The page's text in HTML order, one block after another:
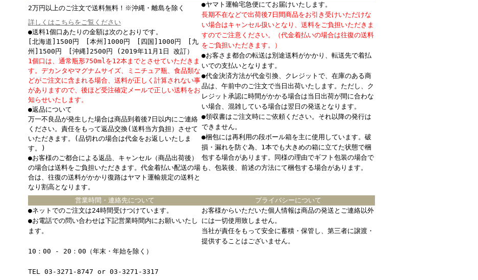
2万円以上のご注文で送料無料！※沖縄・離島を除く
詳しくはこちらをご覧ください
●送料1個口あたりの金額は次のとおりです。
[北海道]1500円 [本州]1000円 [四国]1000円 [九
州]1500円 [沖縄]2500円 (2019年11月1日 改訂）
1個口は、通常瓶形750mlを12本までとさせていただきま
す。デカンタやマグナムサイズ、ミニチュア瓶、食品類な
どがご注文に含まれる場合、送料が正しく計算されない事
がありますので、後ほど受注確定メールで正しい送料をお
知らせいたします。
●返品について
万一不良品が発生した場合は商品到着後7日以内にご連絡
ください。責任をもって返品交換(送料当方負担）させて
いただきます。(品切れの場合は代金をお返しいたしま
す。)
●お客様のご都合による返品、キャンセル（商品出荷後）
の場合は送料をご負担いただきます。代金着払い配送の場
合は、往復の送料がかかり復路はヤマト運輸規定の送料と
なり割高となります。
●ヤマト運輸宅急便にてお届けいたします。
長期不在などで出荷後7日間商品をお引き受けいただけな
い場合はキャンセル扱いとなり、送料をご負担いただきま
すのでご注意ください。（代金着払いの場合は往復の送料
をご負担いただきます。）
●お客さま都合の転送は別途送料がかかり、転送先で着払
いでの支払いとなります。
●代金決済方法が代金引換、クレジットで、在庫のある商
品は、午前中のご注文で当日出荷いたします。ただし、ク
レジット承認に時間がかかる場合は当日出荷が間に合わな
い場合、混雑している場合は翌日の発送となります。
●領収書はご注文時にご依頼ください。それ以降の発行は
できません。
●梱包には再利用の段ボール箱を主に使用しています。破
損・漏れを防ぐ為、1本でも大きめの箱に立てた状態で梱
包する場合があります。同様の理由でギフト包装の場合で
も、包装後、前述の方法にて梱包する場合があります。
営業時間・連絡先について
プライバシーについて
●ネットでのご注文は24時間受けつけています。
●お電話での問い合わせは下記営業時間内にお願いいたし
ます。
10：00 - 20：00（年末・年始を除く）
TEL 03-3271-8747 or 03-3271-3317
お客様からいただいた個人情報は商品の発送とご連絡以外
には一切使用致しません。
当社が責任をもって安全に蓄積・保管し、第三者に譲渡・
提供することはございません。